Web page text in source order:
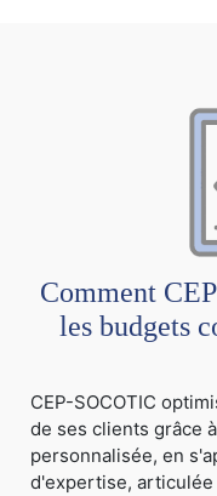
Comment
les budgets
CEP-SOCOTIC
de ses clients grâce
personnalisée, en
d'expertise,